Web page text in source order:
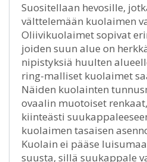
Suositellaan hevosille,
välttelemään kuolaimen
Oliivikuolaimet sopivat
joiden suun alue on
nipistyksiä huulten
ring-malliset kuolaimet
Näiden kuolainten
ovaalin muotoiset
kiinteästi
kuolaimen tasaisen
Kuolain ei pääse
suusta, sillä suukappale